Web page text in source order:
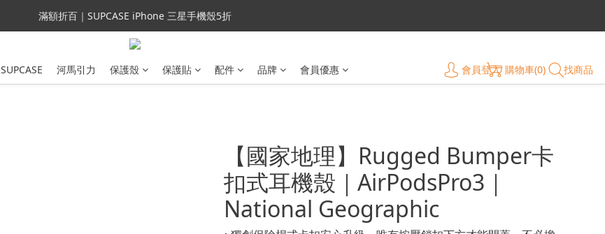
會員699免運｜父親節禮手機殼5折、行動電源66折
滿額折百｜SUPCASE iPhone 三星手機殼5折
會員699免運｜父親節禮手機殼5折、行動電源66折
SUPCASE 河馬引力 保護殼 保護貼 配件 品牌 會員優惠 會員登入 購物車(0) 找商品
【國家地理】Rugged Bumper卡
扣式耳機殼｜AirPodsPro3｜
National Geographic